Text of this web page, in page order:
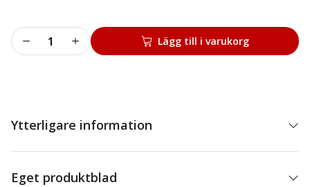
Foxwell
NT680PLUS
Lägg till i varukorg
Ytterligare information
Eget produktblad